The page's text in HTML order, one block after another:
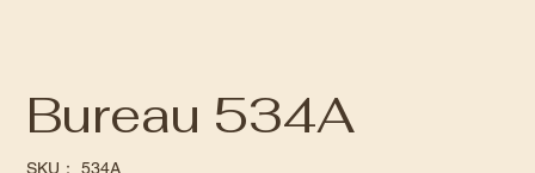
Bureau 534A
SKU：
SKU：
534A